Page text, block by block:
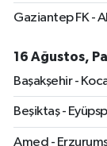
Gaziantep FK -
16 Ağustos,
Başakşehir -
Beşiktaş -
Amed -